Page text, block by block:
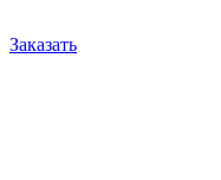
Заказать